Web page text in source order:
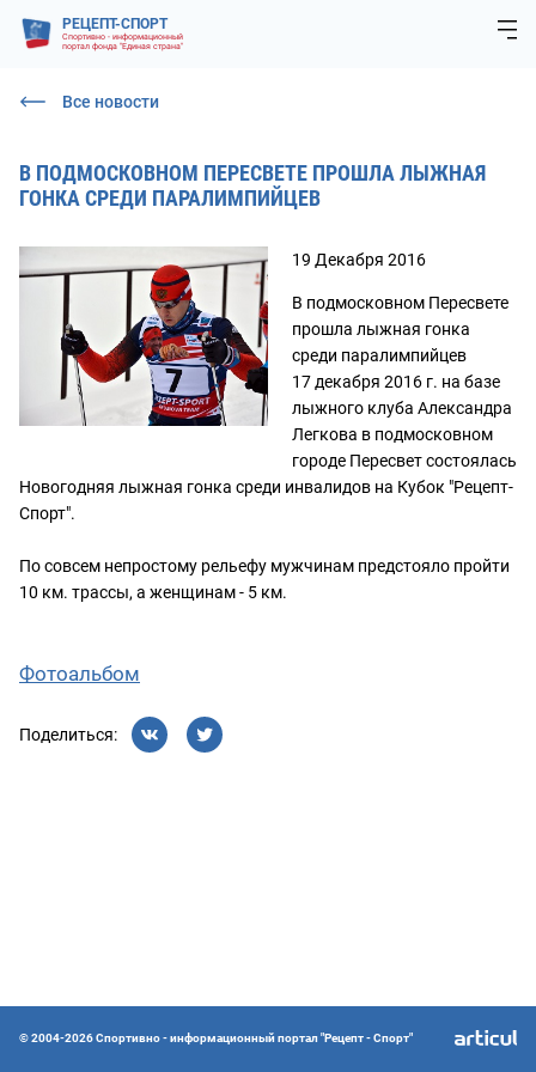
РЕЦЕПТ-СПОРТ
Спортивно - информационный
портал фонда "Единая страна"
Все новости
В ПОДМОСКОВНОМ ПЕРЕСВЕТЕ ПРОШЛА ЛЫЖНАЯ
ГОНКА СРЕДИ ПАРАЛИМПИЙЦЕВ
19 Декабря 2016
В подмосковном Пересвете
прошла лыжная гонка
среди паралимпийцев
17 декабря 2016 г. на базе
лыжного клуба Александра
Легкова в подмосковном
городе Пересвет состоялась
Новогодняя лыжная гонка среди инвалидов на Кубок "Рецепт-
Спорт".
По совсем непростому рельефу мужчинам предстояло пройти
10 км. трассы, а женщинам - 5 км.
Фотоальбом
Поделиться:
© 2004-2026 Спортивно - информационный портал "Рецепт - Спорт"